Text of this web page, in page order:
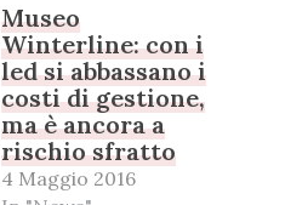
Museo
Winterline: con i
led si abbassano i
costi di gestione,
ma è ancora a
rischio sfratto
4 Maggio 2016